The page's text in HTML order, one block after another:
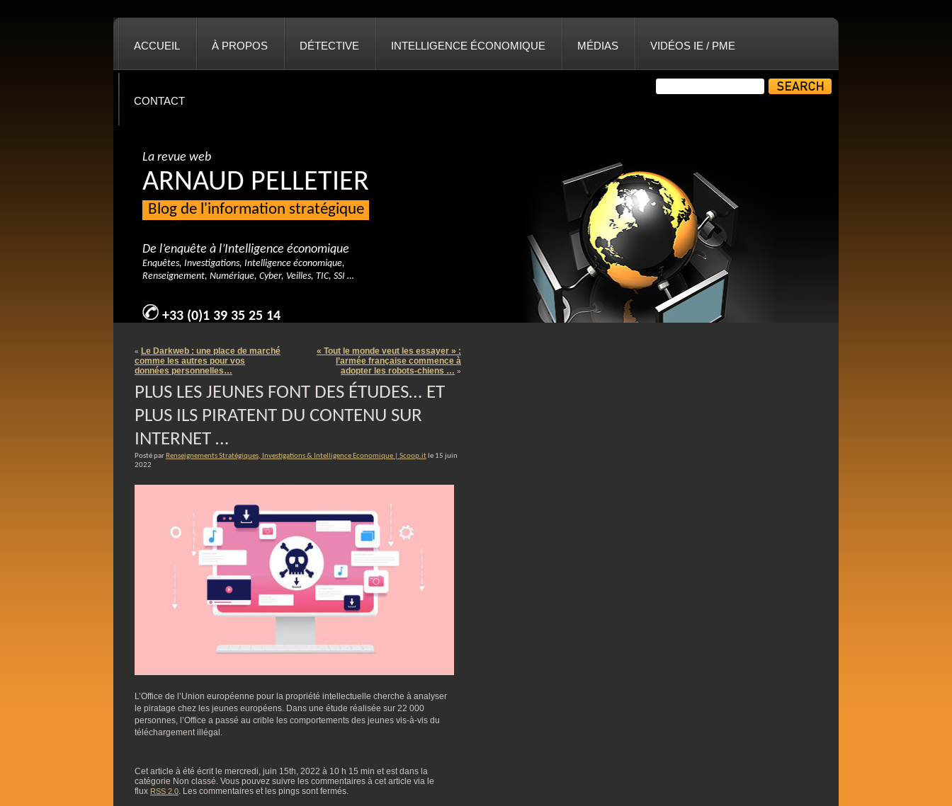
ACCUEIL À PROPOS DÉTECTIVE INTELLIGENCE ÉCONOMIQUE MÉDIAS VIDÉOS IE / PME
CONTACT
La revue web
ARNAUD PELLETIER
Blog de l'information stratégique
De l’enquête à l’Intelligence économique
Enquêtes, Investigations, Intelligence économique,
Renseignement, Numérique, Cyber, Veilles, TIC, SSI …
+33 (0)1 39 35 25 14
« Le Darkweb : une place de marché
comme les autres pour vos
données personnelles…
« Tout le monde veut les essayer » :
l’armée française commence à
adopter les robots-chiens … »
PLUS LES JEUNES FONT DES ÉTUDES… ET
PLUS ILS PIRATENT DU CONTENU SUR
INTERNET …
Posté par Renseignements Stratégiques, Investigations & Intelligence Economique | Scoop.it le 15 juin
2022
L’Office de l’Union européenne pour la propriété intellectuelle cherche à analyser
le piratage chez les jeunes européens. Dans une étude réalisée sur 22 000
personnes, l’Office a passé au crible les comportements des jeunes vis-à-vis du
téléchargement illégal.
Cet article à été écrit le mercredi, juin 15th, 2022 à 10 h 15 min et est dans la
catégorie Non classé. Vous pouvez suivre les commentaires à cet article via le
flux RSS 2.0. Les commentaires et les pings sont fermés.